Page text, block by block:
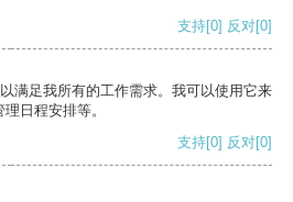
支持[0] 反对[0]
满足我所有的工作需求。我可以使用它来
日程安排等。
支持[0] 反对[0]